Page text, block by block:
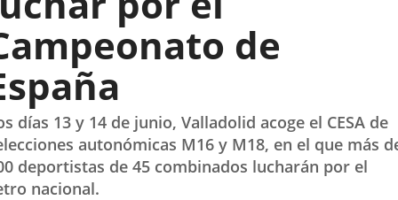
de
días 13 y 14 de junio, Valladolid acoge el CESA de
autonómicas M16 y M18, en el que más
deportistas de 45 combinados lucharán por el
nacional.